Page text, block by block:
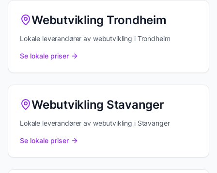
Webutvikling Trondheim
Lokale leverandører av webutvikling i Trondheim
Se lokale priser
Webutvikling Stavanger
Lokale leverandører av webutvikling i Stavanger
Se lokale priser